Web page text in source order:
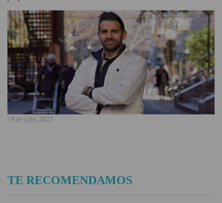
19 de julio, 2022
TE RECOMENDAMOS